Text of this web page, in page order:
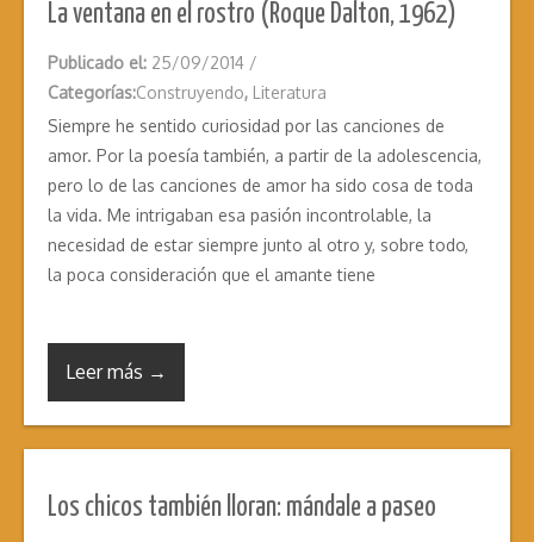
La ventana en el rostro (Roque Dalton, 1962)
Publicado el: 25/09/2014 /
Categorías:Construyendo, Literatura
Siempre he sentido curiosidad por las canciones de
amor. Por la poesía también, a partir de la adolescencia,
pero lo de las canciones de amor ha sido cosa de toda
la vida. Me intrigaban esa pasión incontrolable, la
necesidad de estar siempre junto al otro y, sobre todo,
la poca consideración que el amante tiene
Leer más →
Los chicos también lloran: mándale a paseo